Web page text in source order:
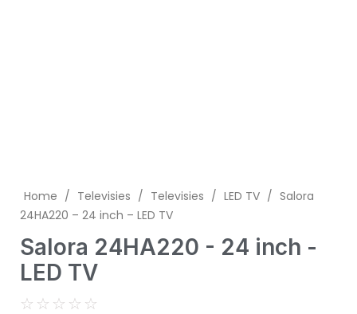
Home / Televisies / Televisies / LED TV / Salora
24HA220 – 24 inch – LED TV
Salora 24HA220 - 24 inch -
LED TV
☆ ☆ ☆ ☆ ☆